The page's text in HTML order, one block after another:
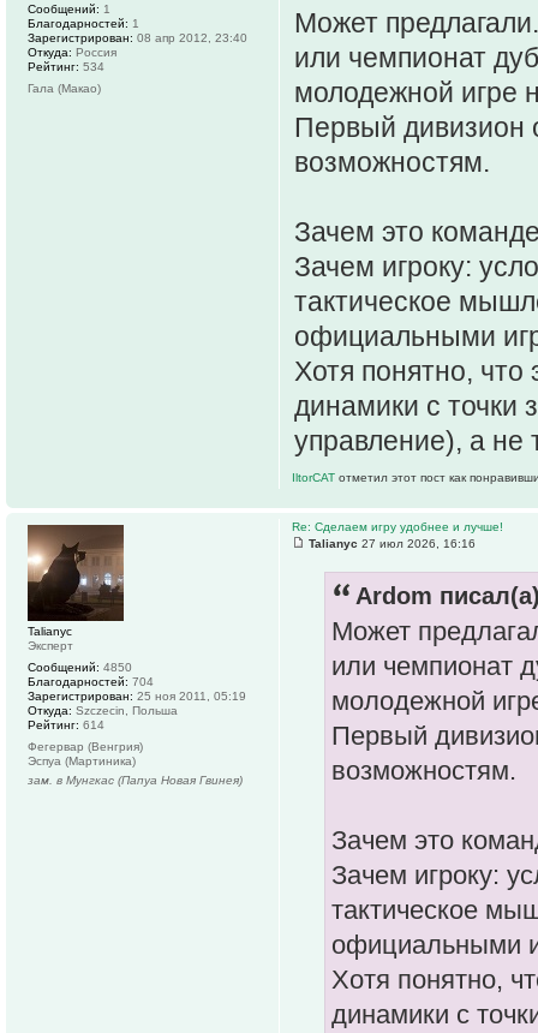
Может
или чемпионат
молодежной игре
Первый дивизион
возможностям.
Зачем это
Зачем игроку:
тактическое
официальными
Хотя понятно, что
динамики с точки
управление), а не
IltorCAT отметил этот пост как
Сообщений: 1
Благодарностей: 1
Зарегистрирован: 08 апр 2012, 23:40
Откуда: Россия
Рейтинг: 534
Гала (Макао)
Re: Сделаем игру удобнее и лучше!
Talianyc 27 июл 2026, 16:16
Ardom
Может
или чемпионат
молодежной
Первый
возможностям.
Зачем это
Зачем игроку:
тактическое
официальными
Хотя понятно,
динамики с
Talianyc
Эксперт
Сообщений: 4850
Благодарностей: 704
Зарегистрирован: 25 ноя 2011, 05:19
Откуда: Szczecin, Польша
Рейтинг: 614
Фегервар (Венгрия)
Эспуа (Мартиника)
зам. в Мунгкас (Папуа Новая Гвинея)